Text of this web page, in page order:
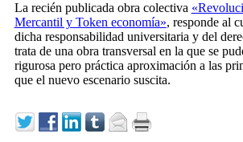
La recién publicada obra colectiva
Mercantil y Token economía», responde al
dicha responsabilidad universitaria y del
trata de una obra transversal en la que se
rigurosa pero práctica aproximación a las
que el nuevo escenario suscita.